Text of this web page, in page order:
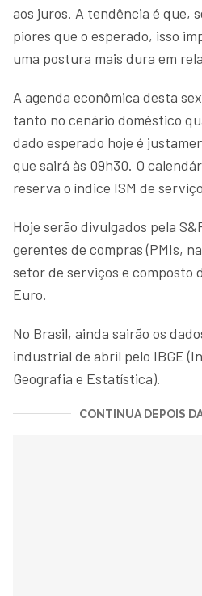
aos juros. A tendência é que,
piores que o esperado, isso
uma postura mais dura em
A agenda econômica desta
tanto no cenário doméstico
dado esperado hoje é
que sairá às 09h30. O
reserva o índice ISM de
Hoje serão divulgados pela
gerentes de compras (PMIs,
setor de serviços e composto
Euro.
No Brasil, ainda sairão os
industrial de abril pelo IBGE
Geografia e Estatística).
CONTINUA DEPOIS